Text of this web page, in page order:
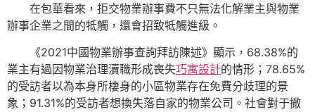
在包華看來，拒交物業辦事費不只無法化解業主與物業
辦事企業之間的牴觸，還會招致牴觸進級。
《2021中國物業辦事查詢拜訪陳述》顯示，68.38%的
業主有過因物業治理瀆職形成喪失巧寓設計的情形；78.65%
的受訪者以為本身所棲身的小區物業存在免費分歧理的景
象；91.31%的受訪者想換失落自家的物業公司。社會對于撤